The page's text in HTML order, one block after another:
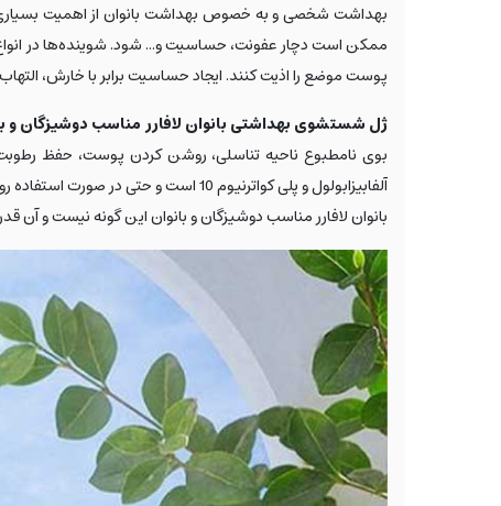
بهداشت شخصی و به خصوص بهداشت بانوان از اهمیت بسیاری
پوست موضع را اذیت کنند. ایجاد حساسیت برابر با خارش،
ژل شستشوی بهداشتی بانوان لافارر مناسب دوشیزگان و
بوی نامطبوع ناحیه تناسلی، روشن کردن پوست، حفظ رطوبت
آلفابیزابولول و پلی کواترنیوم 10
بانوان لافارر مناسب دوشیزگان و بانوان این گونه نیست و آن